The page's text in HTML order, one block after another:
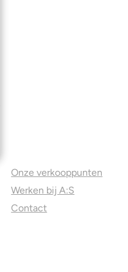
Onze verkooppunten
Werken bij A:S
Contact